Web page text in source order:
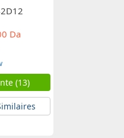
Da
(13)